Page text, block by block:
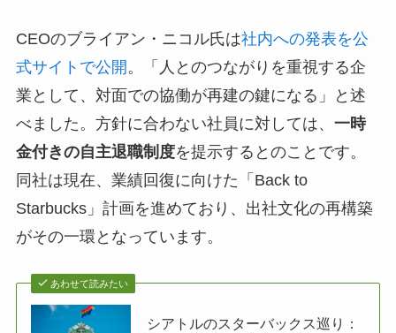
CEOのブライアン・ニコル氏は社内への発表を公
式サイトで公開 。「人とのつながりを重視する企
業として、対面での協働が再建の鍵になる」と述
べました。方針に合わない社員に対しては、 一時
金付きの自主退職制度を提示するとのことです。
同社は現在、業績回復に向けた「Back to
Starbucks」計画を進めており、出社文化の再構築
がその一環となっています。
あわせて読みたい
シアトルのスターバックス巡り：